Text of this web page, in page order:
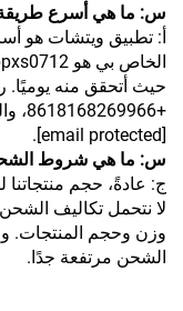
س: ما هي أسرع
أ: تطبيق ويتشات هو
حيث أتحقق منه
+8618168269966، والبريد الإلكتروني الخاص بي هو
[email protected]
.
س: ما هي شروط
ج: عادةً، حجم منتجاتنا
لا نتحمل تكاليف
وزن وحجم المنتجات.
الشحن مرتفعة جدًا.